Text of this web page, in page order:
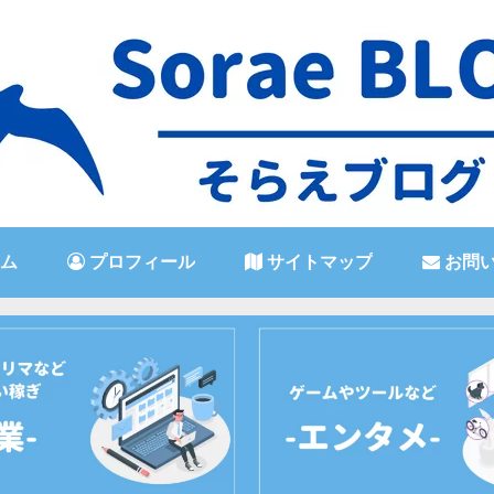
プロフィール サイトマップ お問